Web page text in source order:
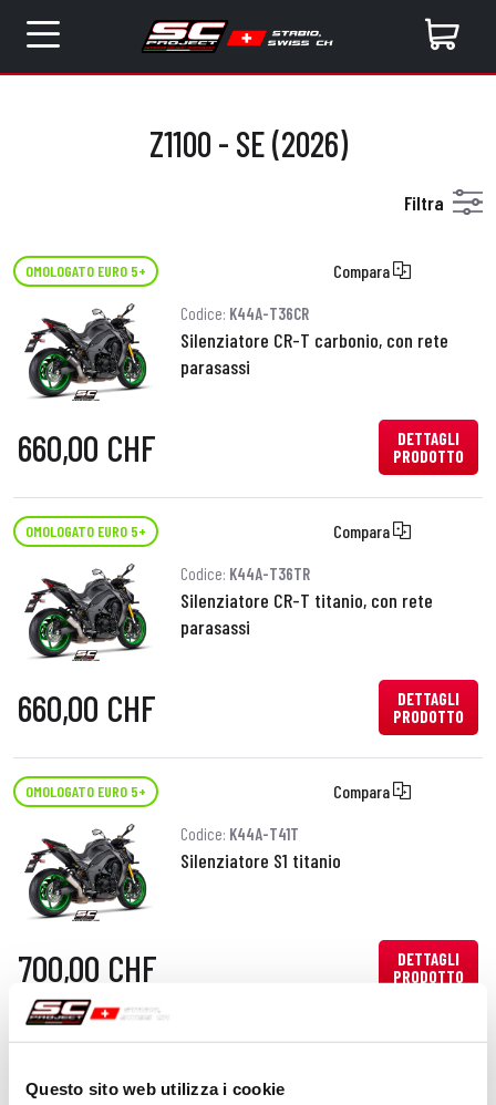
Questo sito web utilizza i cookie
Z1100 - SE (2026)
Filtra
OMOLOGATO EURO 5+ Compara
Codice: K44A-T36CR
Silenziatore CR-T carbonio, con rete
parasassi
660,00 CHF
DETTAGLI
PRODOTTO
OMOLOGATO EURO 5+ Compara
Codice: K44A-T36TR
Silenziatore CR-T titanio, con rete
parasassi
660,00 CHF
DETTAGLI
PRODOTTO
OMOLOGATO EURO 5+ Compara
Codice: K44A-T41T
Silenziatore S1 titanio
700,00 CHF
DETTAGLI
PRODOTTO
Codice: K44A-T41MB